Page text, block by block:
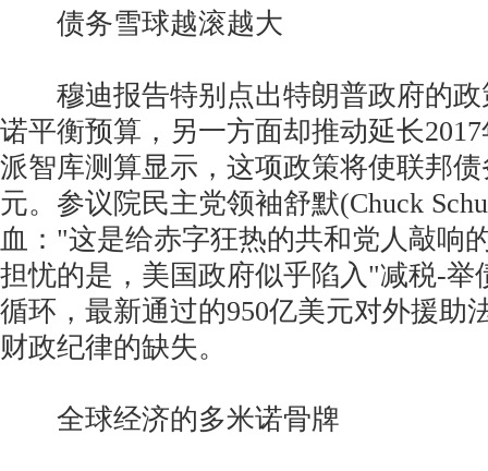
债务雪球越滚越大
穆迪报告特别点出特朗普政府的政
诺平衡预算，另一方面却推动延长
派智库测算显示，这项政策将使联邦
元。参议院民主党领袖舒默(Chuck
血："这是给赤字狂热的共和党人敲响
担忧的是，美国政府似乎陷入"减税-举
循环，最新通过的950亿美元对外援助
财政纪律的缺失。
全球经济的多米诺骨牌